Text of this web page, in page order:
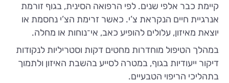
קיימת כבר אלפי שנים. לפי הרפואה הסינית, בגוף זורמת
אנרגיית חיים הנקראת צ’י. כאשר זרימת הצ’י נחסמת או
יוצאת מאיזון, עלולים להופיע כאב, אי־נוחות או מחלה.
במהלך הטיפול מוחדרות מחטים דקות וסטריליות לנקודות
דיקור ייעודיות בגוף, במטרה לסייע בהשבת האיזון ולתמוך
בתהליכי הריפוי הטבעיים.